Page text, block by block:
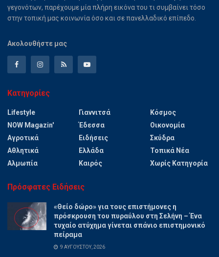
γεγονότων, παρέχουμε μία πλήρη εικόνα του τι συμβαίνει τόσο
στην τοπική μας κοινωνία όσο και σε πανελλαδικό επίπεδο.
Ακολουθήστε μας
Κατηγορίες
Lifestyle
NOW Magazin'
Αγροτικά
Αθλητικά
Αλμωπία
Γιαννιτσά
Έδεσσα
Ειδήσεις
Ελλάδα
Καιρός
Κόσμος
Οικονομία
Σκύδρα
Τοπικά Νέα
Χωρίς Κατηγορία
Πρόσφατες Ειδήσεις
«Θείο δώρο» για τους επιστήμονες η
πρόσκρουση του πυραύλου στη Σελήνη – Ένα
τυχαίο ατύχημα γίνεται σπάνιο επιστημονικό
πείραμα
9 ΑΥΓΟΎΣΤΟΥ, 2026